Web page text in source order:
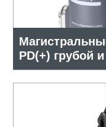
PD(+) грубой